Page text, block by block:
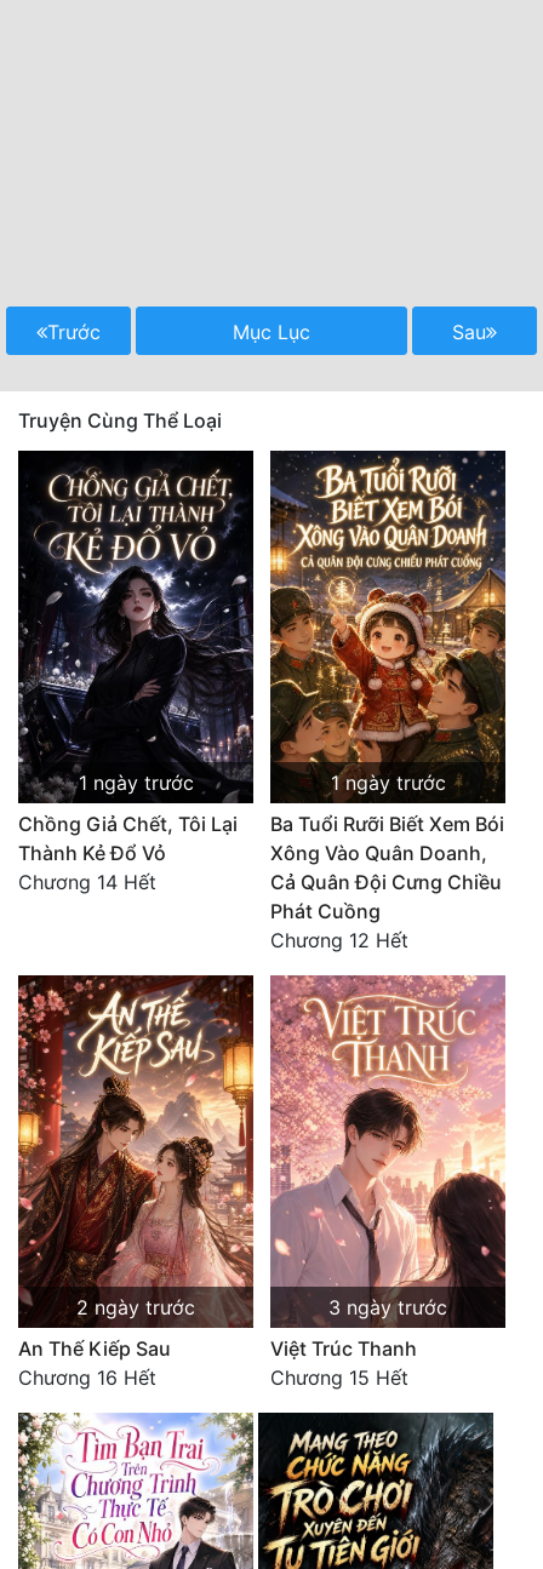
Trước Mục Lục Sau
Truyện Cùng Thể Loại
1 ngày trước
Chồng Giả Chết, Tôi Lại
Thành Kẻ Đổ Vỏ
Chương 14 Hết
1 ngày trước
Ba Tuổi Rưỡi Biết Xem Bói
Xông Vào Quân Doanh,
Cả Quân Đội Cưng Chiều
Phát Cuồng
Chương 12 Hết
2 ngày trước
An Thế Kiếp Sau
Chương 16 Hết
3 ngày trước
Việt Trúc Thanh
Chương 15 Hết